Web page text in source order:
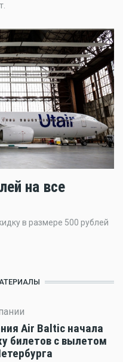
на все
в размере 500 рублей
Air Baltic начала
билетов с вылетом